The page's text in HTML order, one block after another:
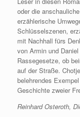
oder die
erzählerische
Schlüsselszenen,
mit Nachhall fürs
von Armin und
Rassegesetze, ob
auf der Straße.
belehrendes
Geschichte zweier
Reinhard Osteroth,